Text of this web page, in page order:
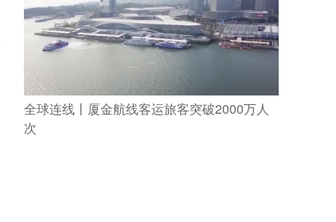
全球连线丨厦金航线客运旅客突破2000万人
次